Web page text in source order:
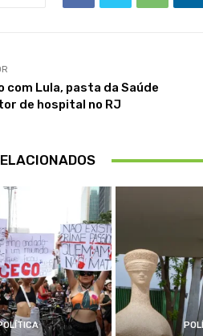
com Lula, pasta da Saúde
de hospital no RJ